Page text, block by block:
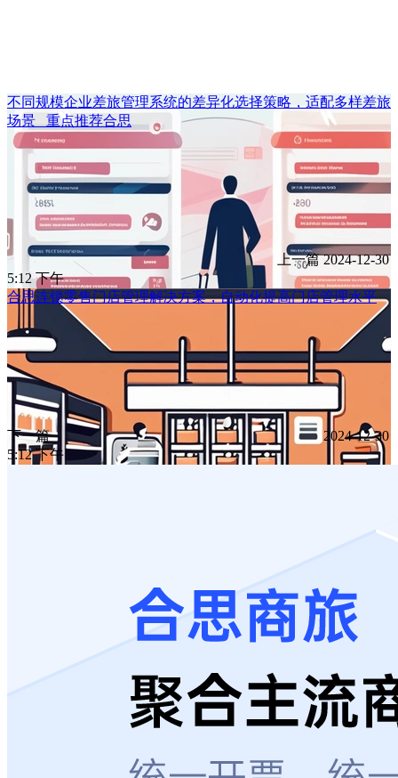
不同规模企业差旅管理系统的差异化选择策略，适配多样差旅
场景 _重点推荐合思
上一篇 2024-12-30
5:12 下午
合思连锁零售门店管理解决方案，自动化提高门店管理水平
下一篇
2024-12-30
5:12 下午